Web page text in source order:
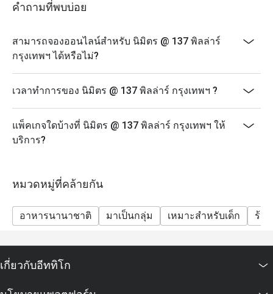
คำถามที่พบบ่อย
สามารถจองออนไลน์สำหรับ นิมิตร @ 137 พิลล่าร์
กรุงเทพฯ ได้หรือไม่?
เวลาทำการของ นิมิตร @ 137 พิลล่าร์ กรุงเทพฯ ?
แพ็คเกจใดบ้างที่ นิมิตร @ 137 พิลล่าร์ กรุงเทพฯ ให้
บริการ?
หมวดหมู่ที่คล้ายกัน
อาหารนานาชาติ มาเป็นกลุ่ม เหมาะสำหรับเด็ก ร้า
เกี่ยวกับอีททิโก